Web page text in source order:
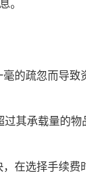
。
的疏忽而导致
其承载量的物
在选择手续费